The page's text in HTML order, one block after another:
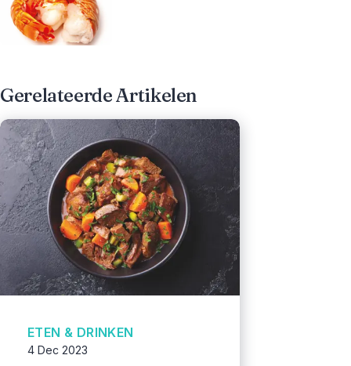
Gerelateerde Artikelen
ETEN & DRINKEN
4 Dec 2023